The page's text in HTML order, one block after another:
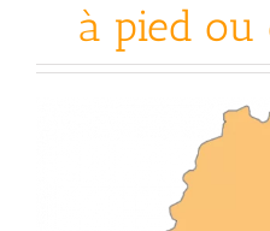
à pied